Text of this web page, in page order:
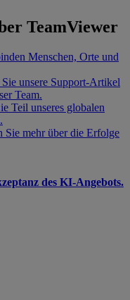
TeamViewer
Menschen, Orte und
Sie unsere Support-Artikel
Team.
Teil unseres globalen
Sie mehr über die Erfolge
des KI-Angebots.